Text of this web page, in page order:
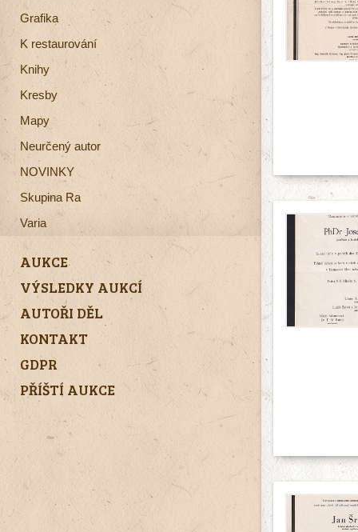
Grafika
K restaurování
Knihy
Kresby
Mapy
Neurčený autor
NOVINKY
Skupina Ra
Varia
AUKCE
VÝSLEDKY AUKCÍ
AUTOŘI DĚL
KONTAKT
GDPR
PŘÍŠTÍ AUKCE